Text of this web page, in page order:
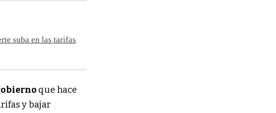
suba en las tarifas
que hace
y bajar